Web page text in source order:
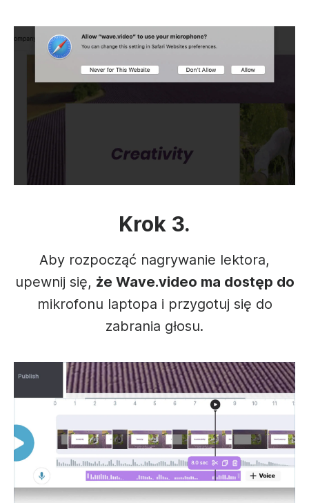
Krok 3.
Aby rozpocząć nagrywanie lektora,
upewnij się, że Wave.video ma dostęp do
mikrofonu laptopa i przygotuj się do
zabrania głosu.